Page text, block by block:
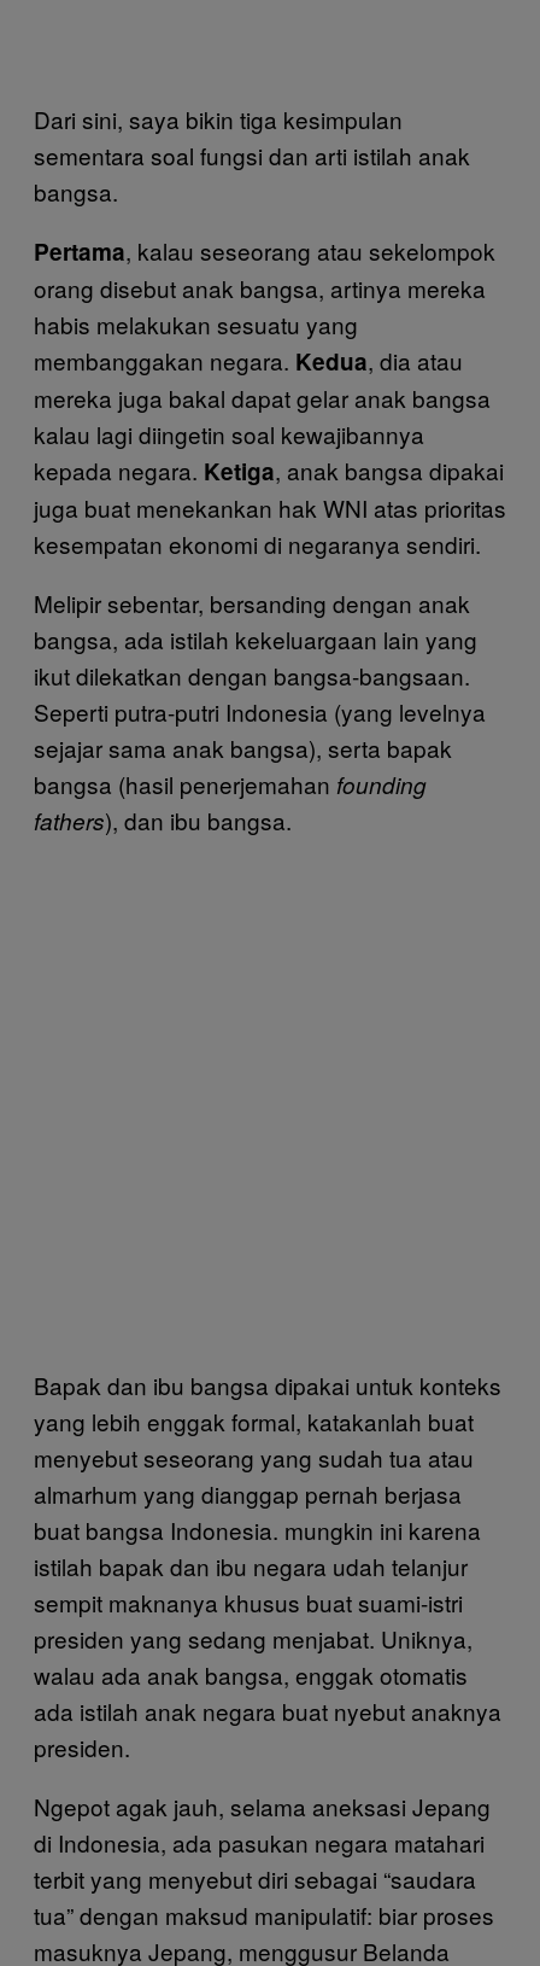
Dari sini, saya bikin tiga kesimpulan
sementara soal fungsi dan arti istilah anak
bangsa.
Pertama, kalau seseorang atau sekelompok
orang disebut anak bangsa, artinya mereka
habis melakukan sesuatu yang
membanggakan negara. Kedua, dia atau
mereka juga bakal dapat gelar anak bangsa
kalau lagi diingetin soal kewajibannya
kepada negara. Ketiga, anak bangsa dipakai
juga buat menekankan hak WNI atas prioritas
kesempatan ekonomi di negaranya sendiri.
Melipir sebentar, bersanding dengan anak
bangsa, ada istilah kekeluargaan lain yang
ikut dilekatkan dengan bangsa-bangsaan.
Seperti putra-putri Indonesia (yang levelnya
sejajar sama anak bangsa), serta bapak
bangsa (hasil penerjemahan founding
fathers), dan ibu bangsa.
Bapak dan ibu bangsa dipakai untuk konteks
yang lebih enggak formal, katakanlah buat
menyebut seseorang yang sudah tua atau
almarhum yang dianggap pernah berjasa
buat bangsa Indonesia. mungkin ini karena
istilah bapak dan ibu negara udah telanjur
sempit maknanya khusus buat suami-istri
presiden yang sedang menjabat. Uniknya,
walau ada anak bangsa, enggak otomatis
ada istilah anak negara buat nyebut anaknya
presiden.
Ngepot agak jauh, selama aneksasi Jepang
di Indonesia, ada pasukan negara matahari
terbit yang menyebut diri sebagai “saudara
tua” dengan maksud manipulatif: biar proses
masuknya Jepang, menggusur Belanda